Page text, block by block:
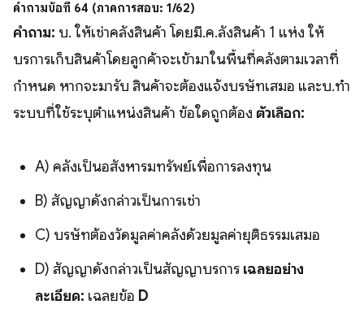
คำถามข้อที่ 64 (ภาคการสอบ: 1/62)
คำถาม: บ. ให้เช่าคลังสินค้า โดยมี.ค.ลังสินค้า 1 แห่ง ให้
บริการเก็บสินค้าโดยลูกค้าจะเข้ามาในพื้นที่คลังตามเวลาที่
กำหนด หากจะมารับ สินค้าจะต้องแจ้งบริษัทเสมอ และบ.ทำ
ระบบที่ใช้ระบุตำแหน่งสินค้า ข้อใดถูกต้อง ตัวเลือก:
A) คลังเป็นอสังหาริมทรัพย์เพื่อการลงทุน
B) สัญญาดังกล่าวเป็นการเช่า
C) บริษัทต้องวัดมูลค่าคลังด้วยมูลค่ายุติธรรมเสมอ
D) สัญญาดังกล่าวเป็นสัญญาบริการ เฉลยอย่าง
ละเอียด: เฉลยข้อ D